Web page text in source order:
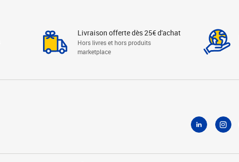
Livraison offerte dès 25€ d'achat
Hors livres et hors produits
marketplace